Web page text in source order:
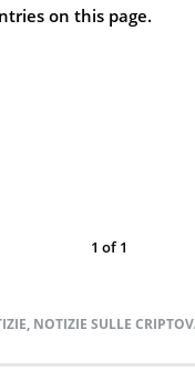
on this page.
1 of1
, NOTIZIE SULLE